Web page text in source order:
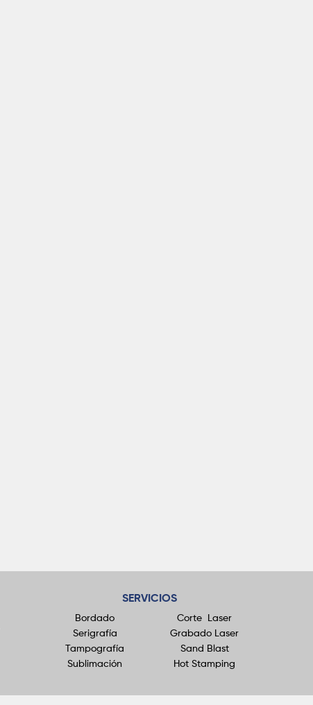
SERVICIOS
Bordado
Serigrafía
Tampografía
Sublimación
Corte Laser
Grabado Laser
Sand Blast
Hot Stamping